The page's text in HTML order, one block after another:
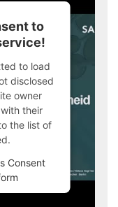
to
to load
disclosed
owner
their
the list of
Consent